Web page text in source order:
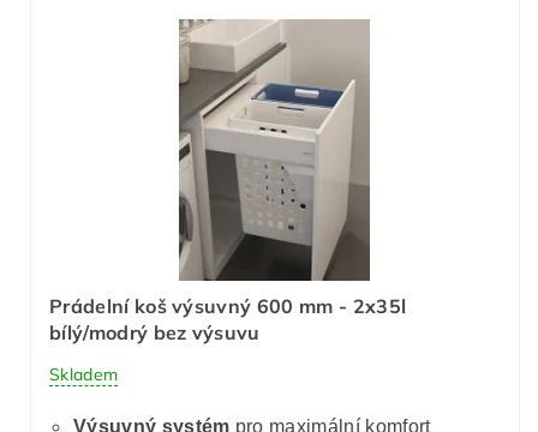
Prádelní koš výsuvný 600 mm - 2x35l
bílý/modrý bez výsuvu
Skladem
Výsuvný systém pro maximální komfort